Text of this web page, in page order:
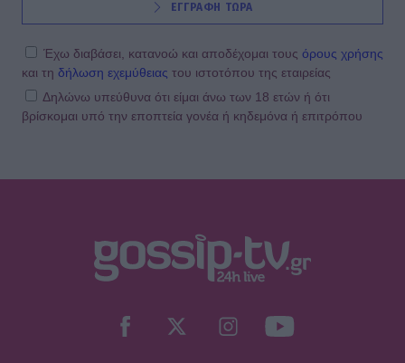
Συγκινεί η Ανθή Βούλγαρη: «Χωρίς
το δυσκολότερο της ζωής μου»
SHOWBIZ
«Μια γοργόνα στην Κρήτη» -
Μαγνήτισε τα βλέμματα με το
καλλίγραμμο κορμί της
ΕΓΓΡΑΦΗ ΤΩΡΑ
Έχω διαβάσει, κατανοώ και αποδέχομαι τους όρους χρήσης
και τη δήλωση εχεμύθειας του ιστοτόπου της εταιρείας
Δηλώνω υπεύθυνα ότι είμαι άνω των 18 ετών ή ότι
βρίσκομαι υπό την εποπτεία γονέα ή κηδεμόνα ή επιτρόπου